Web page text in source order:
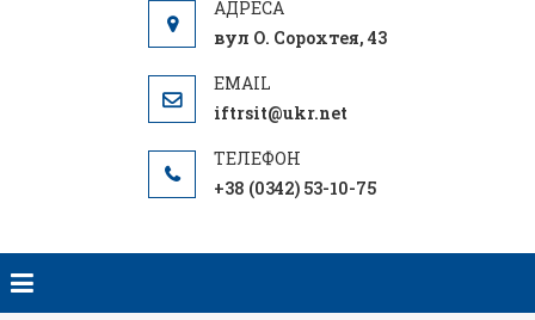
вул О. Сорохтея, 43
iftrsit@ukr.net
+38 (0342) 53-10-75